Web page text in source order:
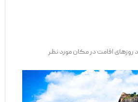
روزهای اقامت در مکان مورد نظر